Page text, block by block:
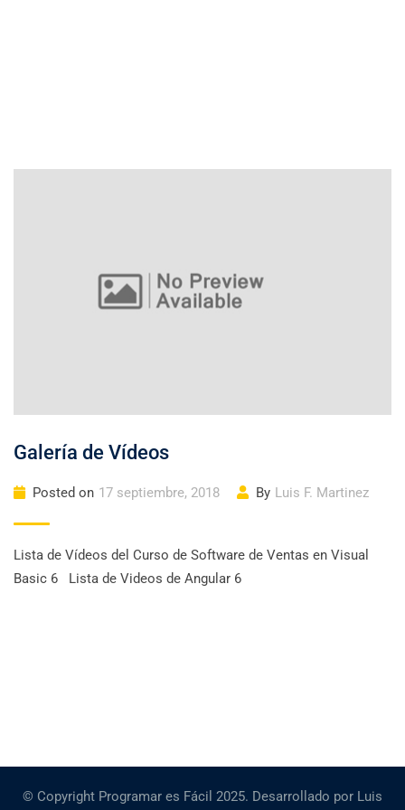
Galería de Vídeos
Posted on 17 septiembre, 2018 By Luis F. Martinez
Lista de Vídeos del Curso de Software de Ventas en Visual
Basic 6 Lista de Videos de Angular 6
© Copyright Programar es Fácil 2025. Desarrollado por Luis